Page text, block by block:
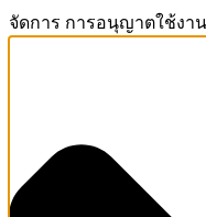
จัดการ การอนุญาตใช้งาน